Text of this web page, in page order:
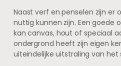
Naast verf en penselen zijn er
nuttig kunnen zijn. Een goede
kan canvas, hout of speciaal
ondergrond heeft zijn eigen
uiteindelijke uitstraling van het